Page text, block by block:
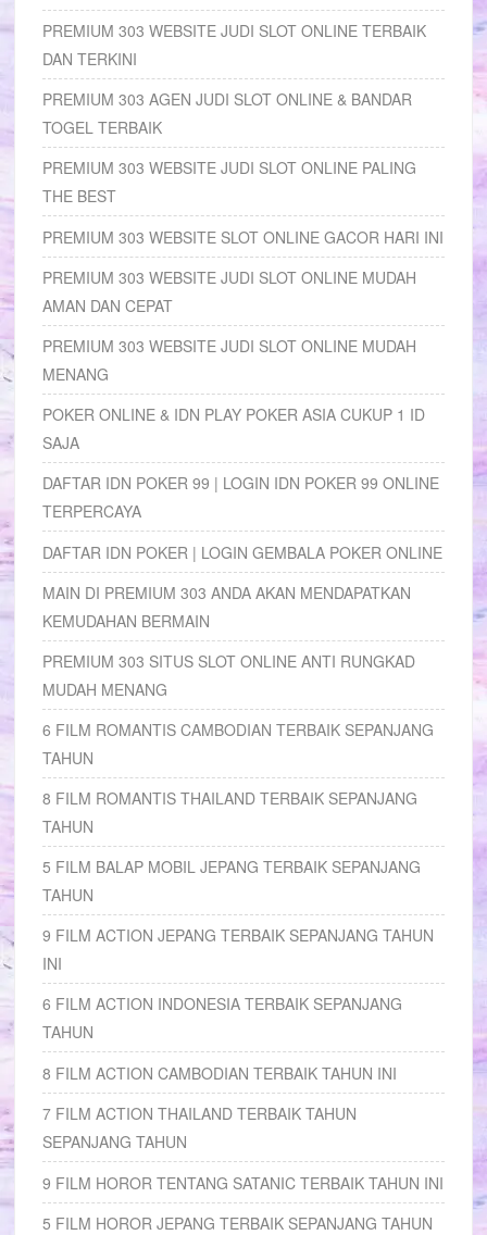
PREMIUM 303 WEBSITE JUDI SLOT ONLINE TERBAIK
DAN TERKINI
PREMIUM 303 AGEN JUDI SLOT ONLINE & BANDAR
TOGEL TERBAIK
PREMIUM 303 WEBSITE JUDI SLOT ONLINE PALING
THE BEST
PREMIUM 303 WEBSITE SLOT ONLINE GACOR HARI INI
PREMIUM 303 WEBSITE JUDI SLOT ONLINE MUDAH
AMAN DAN CEPAT
PREMIUM 303 WEBSITE JUDI SLOT ONLINE MUDAH
MENANG
POKER ONLINE & IDN PLAY POKER ASIA CUKUP 1 ID
SAJA
DAFTAR IDN POKER 99 | LOGIN IDN POKER 99 ONLINE
TERPERCAYA
DAFTAR IDN POKER | LOGIN GEMBALA POKER ONLINE
MAIN DI PREMIUM 303 ANDA AKAN MENDAPATKAN
KEMUDAHAN BERMAIN
PREMIUM 303 SITUS SLOT ONLINE ANTI RUNGKAD
MUDAH MENANG
6 FILM ROMANTIS CAMBODIAN TERBAIK SEPANJANG
TAHUN
8 FILM ROMANTIS THAILAND TERBAIK SEPANJANG
TAHUN
5 FILM BALAP MOBIL JEPANG TERBAIK SEPANJANG
TAHUN
9 FILM ACTION JEPANG TERBAIK SEPANJANG TAHUN
INI
6 FILM ACTION INDONESIA TERBAIK SEPANJANG
TAHUN
8 FILM ACTION CAMBODIAN TERBAIK TAHUN INI
7 FILM ACTION THAILAND TERBAIK TAHUN
SEPANJANG TAHUN
9 FILM HOROR TENTANG SATANIC TERBAIK TAHUN INI
5 FILM HOROR JEPANG TERBAIK SEPANJANG TAHUN